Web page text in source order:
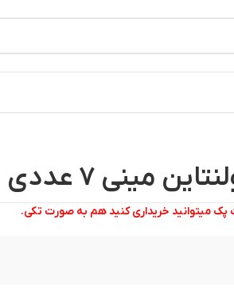
مینی 7 عددی
میتوانید خریداری کنید هم به صورت تکی.